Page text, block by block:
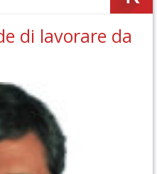
di lavorare da